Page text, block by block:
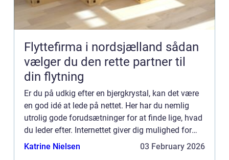
Flyttefirma i nordsjælland sådan
vælger du den rette partner til
din flytning
Er du på udkig efter en bjergkrystal, kan det være
en god idé at lede på nettet. Her har du nemlig
utrolig gode forudsætninger for at finde lige, hvad
du leder efter. Internettet giver dig mulighed for
lynhurtigt at blive præsenteret for alverdens mu...
Katrine Nielsen 03 February 2026